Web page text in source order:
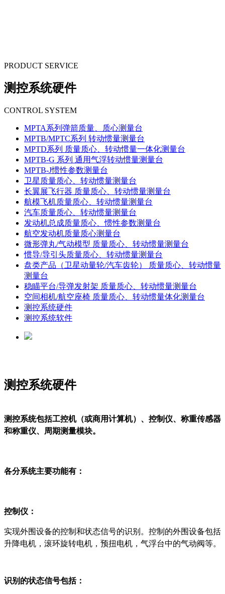
PRODUCT SERVICE
测控系统硬件
CONTROL SYSTEM
MPTA系列弹箭质量、质心测量台
MPTB/MPTC系列 转动惯量测量台
MPTD系列 质量质心、转动惯量一体化测量台
MPTB-G 系列 通用气浮转动惯量测量台
MPTB-J惯性参数测量台
卫星质量质心、转动惯量测量台
长翼展飞行器 质量质心、转动惯量测量台
航模飞机质量质心、转动惯量测量台
汽车质量质心、转动惯量测量台
发动机总成质量质心、惯性参数测量台
航空发动机质量质心测量台
微形弹丸/气动模型 质量质心、转动惯量测量台
惯导/导引头质量质心、转动惯量测量台
盘类产品（卫星动量轮/汽车齿轮） 质量质心、转动惯量
测量台
稳瞄平台/导弹发射架 质量质心、转动惯量测量台
空间相机/航空座椅 质量质心、转动惯量体化测量台
测控系统硬件
测控系统软件
测控系统硬件
测控系统包括工控机（或商用计算机）、控制仪、称重传感器
和称重仪、周期测量模块。
各分系统主要功能有：
控制仪：
实现外围设备的控制和状态信号的识别。控制的外围设备包括
升降电机，滚环旋转电机，预扭电机，气浮台中的气动阀等。
识别的状态信号包括：